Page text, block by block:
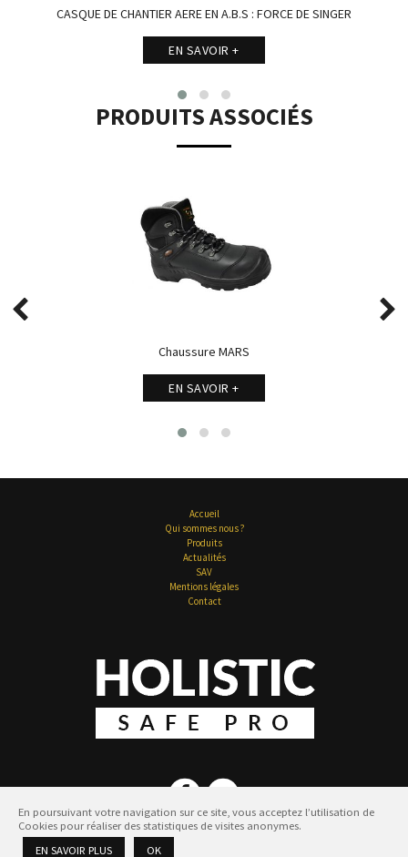
CASQUE DE CHANTIER AERE EN A.B.S : FORCE DE SINGER
EN SAVOIR +
PRODUITS ASSOCIÉS
Chaussure MARS
EN SAVOIR +
Accueil
Qui sommes nous ?
Produits
Actualités
SAV
Mentions légales
Contact
En poursuivant votre navigation sur ce site, vous acceptez l’utilisation de
Cookies pour réaliser des statistiques de visites anonymes.
EN SAVOIR PLUS
OK